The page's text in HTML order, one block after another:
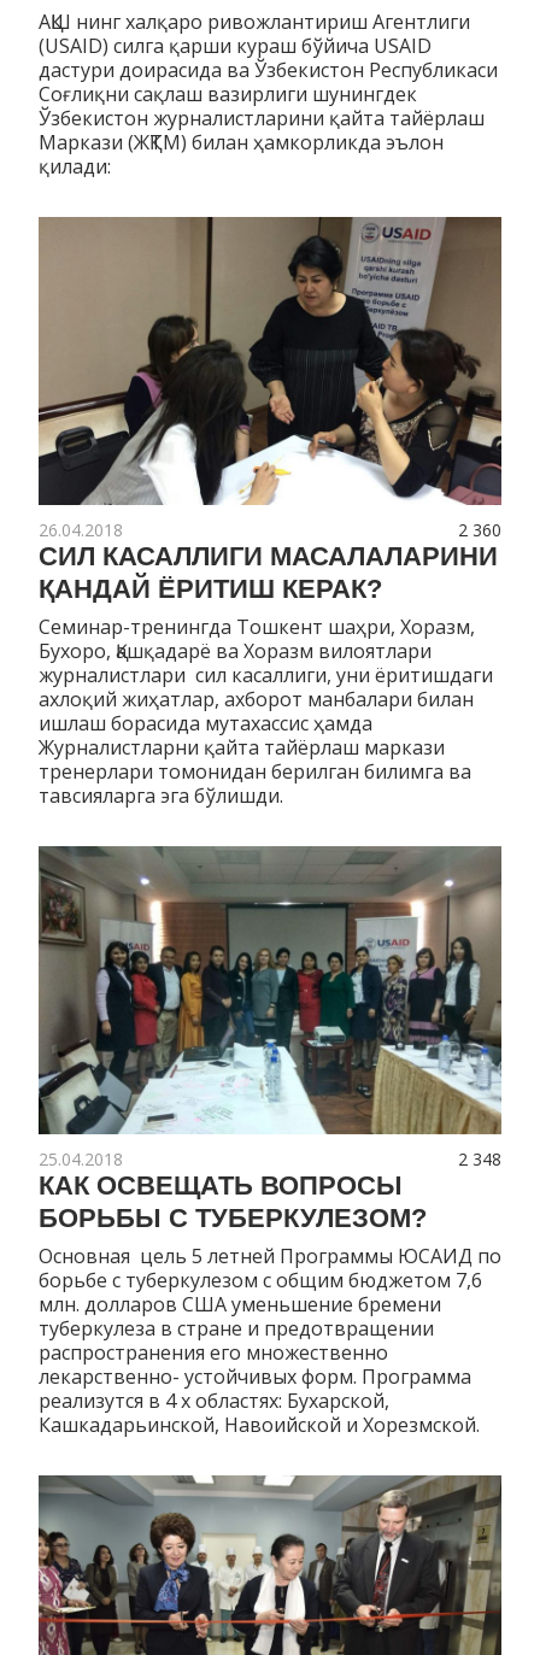
АҚШ нинг халқаро ривожлантириш Агентлиги
(USAID) силга қарши кураш бўйича USAID
дастури доирасида ва Ўзбекистон Республикаси
Соғлиқни сақлаш вазирлиги шунингдек
Ўзбекистон журналистларини қайта тайёрлаш
Маркази (ЖҚТМ) билан ҳамкорликда эълон
қилади:
2 360
26.04.2018
СИЛ КАСАЛЛИГИ МАСАЛАЛАРИНИ
ҚАНДАЙ ЁРИТИШ КЕРАК?
Семинар-тренингда Тошкент шаҳри, Хоразм,
Бухоро, Қашқадарё ва Хоразм вилоятлари
журналистлари сил касаллиги, уни ёритишдаги
ахлоқий жиҳатлар, ахборот манбалари билан
ишлаш борасида мутахассис ҳамда
Журналистларни қайта тайёрлаш маркази
тренерлари томонидан берилган билимга ва
тавсияларга эга бўлишди.
2 348
25.04.2018
КАК ОСВЕЩАТЬ ВОПРОСЫ
БОРЬБЫ С ТУБЕРКУЛЕЗОМ?
Основная цель 5 летней Программы ЮСАИД по
борьбе с туберкулезом с общим бюджетом 7,6
млн. долларов США уменьшение бремени
туберкулеза в стране и предотвращении
распространения его множественно
лекарственно- устойчивых форм. Программа
реализутся в 4 х областях: Бухарской,
Кашкадарьинской, Навоийской и Хорезмской.